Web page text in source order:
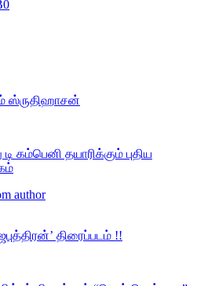
ஸ்ருதிஹாசன்
தயாரிக்கும் புதிய
author
திரைப்படம் !!